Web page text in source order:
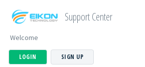
Support Center
Welcome
LOGIN SIGN UP